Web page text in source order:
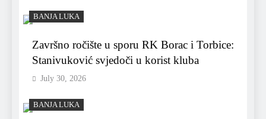
BANJA LUKA
Završno ročište u sporu RK Borac i Torbice:
Stanivuković svjedoči u korist kluba
July 30, 2026
BANJA LUKA